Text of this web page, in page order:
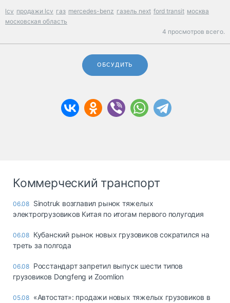
lcv продажи lcv газ mercedes-benz газель next ford transit москва
московская область
4 просмотров всего.
ОБСУДИТЬ
Коммерческий транспорт
06.08 Sinotruk возглавил рынок тяжелых
электрогрузовиков Китая по итогам первого полугодия
06.08 Кубанский рынок новых грузовиков сократился на
треть за полгода
06.08 Росстандарт запретил выпуск шести типов
грузовиков Dongfeng и Zoomlion
05.08 «Автостат»: продажи новых тяжелых грузовиков в